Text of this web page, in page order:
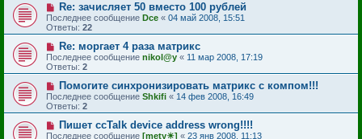
Re: зачисляет 50 вместо 100 рублей
Последнее сообщение Dce « 04 май 2008, 15:51
Ответы: 22
Re: моргает 4 раза матрикс
Последнее сообщение nikol@y « 11 мар 2008, 17:19
Ответы: 2
Помогите синхронизировать матрикс с компом!!!
Последнее сообщение Shkifi « 14 фев 2008, 16:49
Ответы: 2
Пишет ccTalk device address wrong!!!!
Последнее сообщение [mety☀] « 23 янв 2008, 11:13